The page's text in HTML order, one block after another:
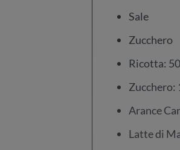
Sale
Zucchero
Ricotta:
Zucchero:
Arance
Latte di